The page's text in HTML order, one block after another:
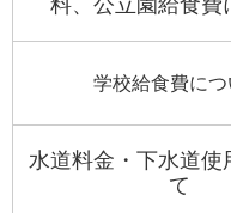
料、公立園給食費
学校給食費につ
水道料金・下水道使
て